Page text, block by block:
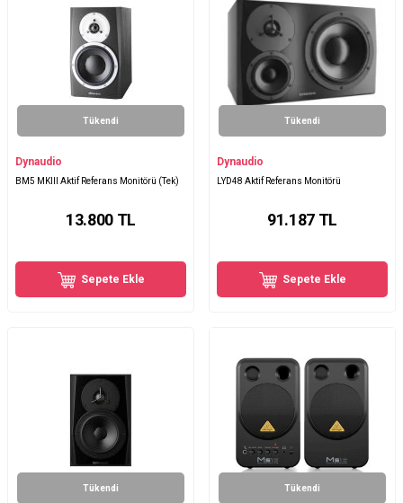
Tükendi
Dynaudio
BM5 MKIII Aktif Referans Monitörü (Tek)
13.800TL
Sepete Ekle
Tükendi
Dynaudio
LYD48 Aktif Referans Monitörü
91.187TL
Sepete Ekle
Tükendi Tükendi